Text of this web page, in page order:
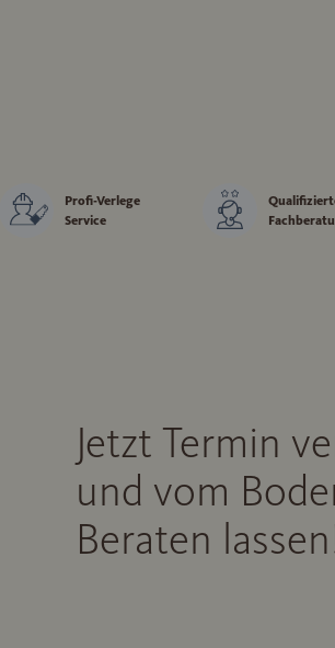
Profi-Verlege
Service
Jetzt Termin
und vom
Beraten